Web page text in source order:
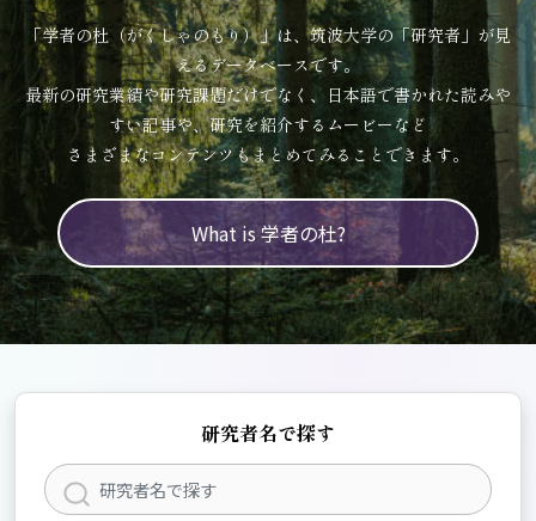
「学者の杜（がくしゃのもり）」は、筑波大学の「研究者」が見
えるデータベースです。
最新の研究業績や研究課題だけでなく、日本語で書かれた読みや
すい記事や、研究を紹介するムービーなど
さまざまなコンテンツもまとめてみることできます。
What is 学者の杜?
研究者名で探す